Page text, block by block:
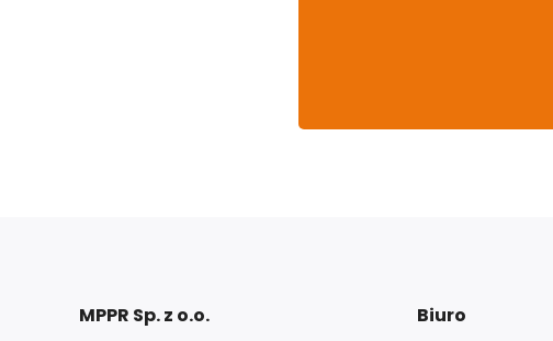
MPPR Sp. z o.o. Biuro